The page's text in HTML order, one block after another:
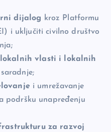
dijalog kroz Platformu
i uključiti civilno društvo
vlasti i lokalnih
i umrežavanje
podršku unapređenju
za razvoj